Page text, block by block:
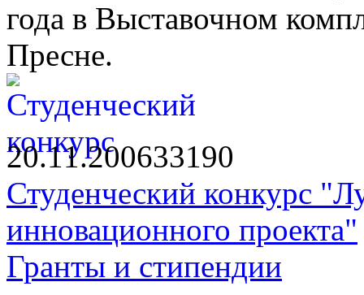
года в Выставочном
Пресне.
20.11.200633190
Студенческий конкурс
инновационного проекта"
Гранты и стипендии